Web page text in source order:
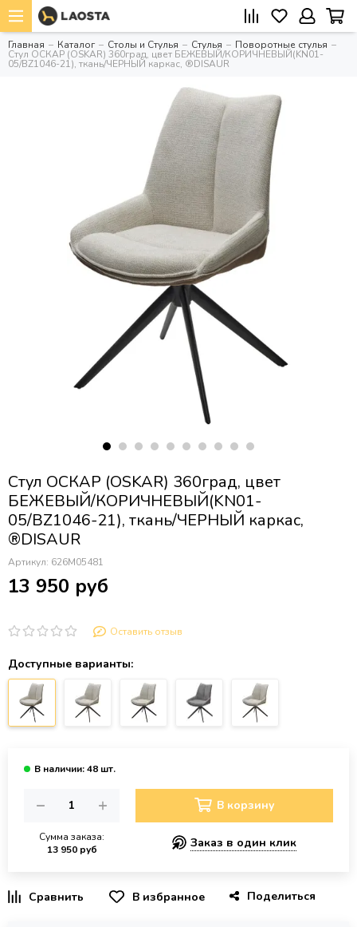
Главная Каталог Столы и Стулья Стулья Поворотные стулья
Стул ОСКАР (OSKAR) 360град, цвет БЕЖЕВЫЙ/КОРИЧНЕВЫЙ(KN01-
05/BZ1046-21), ткань/ЧЕРНЫЙ каркас, ®DISAUR
Стул ОСКАР (OSKAR) 360град, цвет
БЕЖЕВЫЙ/КОРИЧНЕВЫЙ(KN01-
05/BZ1046-21), ткань/ЧЕРНЫЙ каркас,
®DISAUR
Артикул: 626M05481
13 950 руб
Оставить отзыв
Доступные варианты:
Сумма заказа:
13 950 руб
В корзину
Заказ в один клик
В избранное Поделиться